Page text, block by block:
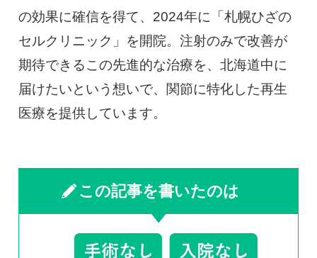
の効果に確信を得て、2024年に「札幌ひざの
セルクリニック」を開院。注射のみで改善が
期待できるこの先進的な治療を、北海道中に
届けたいという想いで、関節に特化した再生
医療を提供しています。
この記事を書いたのは